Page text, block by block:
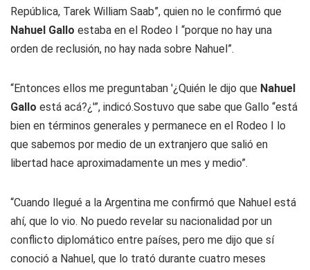
República, Tarek William Saab”, quien no le confirmó que
Nahuel Gallo estaba en el Rodeo I “porque no hay una
orden de reclusión, no hay nada sobre Nahuel”.
“Entonces ellos me preguntaban '¿Quién le dijo que Nahuel
Gallo está acá?¿'”, indicó.Sostuvo que sabe que Gallo “está
bien en términos generales y permanece en el Rodeo I lo
que sabemos por medio de un extranjero que salió en
libertad hace aproximadamente un mes y medio”.
“Cuando llegué a la Argentina me confirmó que Nahuel está
ahí, que lo vio. No puedo revelar su nacionalidad por un
conflicto diplomático entre países, pero me dijo que sí
conoció a Nahuel, que lo trató durante cuatro meses